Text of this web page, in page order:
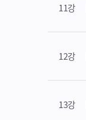
11강
12강
13강